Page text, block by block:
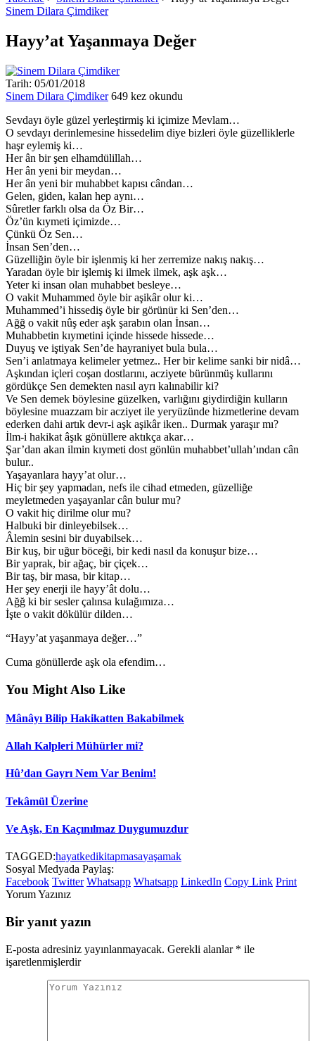
Sinem Dilara Çimdiker
Hayy’at Yaşanmaya Değer
Tarih: 05/01/2018
Sinem Dilara Çimdiker 649 kez okundu
Sevdayı öyle güzel yerleştirmiş ki içimize Mevlam…
O sevdayı derinlemesine hissedelim diye bizleri öyle güzelliklerle
haşr eylemiş ki…
Her ân bir şen elhamdülillah…
Her ân yeni bir meydan…
Her ân yeni bir muhabbet kapısı cândan…
Gelen, giden, kalan hep aynı…
Sûretler farklı olsa da Öz Bir…
Öz’ün kıymeti içimizde…
Çünkü Öz Sen…
İnsan Sen’den…
Güzelliğin öyle bir işlenmiş ki her zerremize nakış nakış…
Yaradan öyle bir işlemiş ki ilmek ilmek, aşk aşk…
Yeter ki insan olan muhabbet besleye…
O vakit Muhammed öyle bir aşikâr olur ki…
Muhammed’i hissediş öyle bir görünür ki Sen’den…
Ağğ o vakit nûş eder aşk şarabın olan İnsan…
Muhabbetin kıymetini içinde hissede hissede…
Duyuş ve iştiyak Sen’de hayraniyet bula bula…
Sen’i anlatmaya kelimeler yetmez.. Her bir kelime sanki bir nidâ…
Aşkından içleri coşan dostlarını, acziyete bürünmüş kullarını
gördükçe Sen demekten nasıl ayrı kalınabilir ki?
Ve Sen demek böylesine güzelken, varlığını giydirdiğin kulların
böylesine muazzam bir acziyet ile yeryüzünde hizmetlerine devam
ederken dahi artık devr-i aşk aşikâr iken.. Durmak yaraşır mı?
İlm-i hakikat âşık gönüllere aktıkça akar…
Şar’dan akan ilmin kıymeti dost gönlün muhabbet’ullah’ından cân
bulur..
Yaşayanlara hayy’at olur…
Hiç bir şey yapmadan, nefs ile cihad etmeden, güzelliğe
meyletmeden yaşayanlar cân bulur mu?
O vakit hiç dirilme olur mu?
Halbuki bir dinleyebilsek…
Âlemin sesini bir duyabilsek…
Bir kuş, bir uğur böceği, bir kedi nasıl da konuşur bize…
Bir yaprak, bir ağaç, bir çiçek…
Bir taş, bir masa, bir kitap…
Her şey enerji ile hayy’ât dolu…
Ağğ ki bir sesler çalınsa kulağımıza…
İşte o vakit dökülür dilden…
“Hayy’at yaşanmaya değer…”
Cuma gönüllerde aşk ola efendim…
You Might Also Like
Mânâyı Bilip Hakikatten Bakabilmek
Allah Kalpleri Mühürler mi?
Hû’dan Gayrı Nem Var Benim!
Tekâmül Üzerine
Ve Aşk, En Kaçınılmaz Duygumuzdur
TAGGED:hayatkedikitapmasayaşamak
Sosyal Medyada Paylaş:
Facebook Twitter Whatsapp Whatsapp LinkedIn Copy Link Print
Yorum Yazınız
Bir yanıt yazın
E-posta adresiniz yayınlanmayacak. Gerekli alanlar * ile
işaretlenmişlerdir